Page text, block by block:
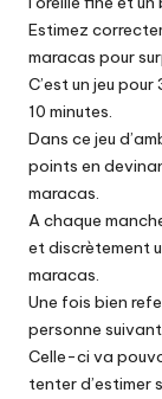
Estimez
maracas pour
C’est un jeu
10 minutes.
Dans ce jeu
points en
maracas.
A chaque
et discrètement
maracas.
Une fois bien
personne
Celle-ci va
tenter d’estimer